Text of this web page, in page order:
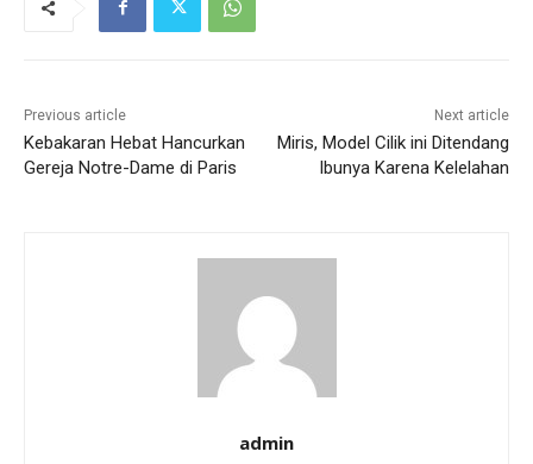
Previous article
Kebakaran Hebat Hancurkan
Gereja Notre-Dame di Paris
Next article
Miris, Model Cilik ini Ditendang
Ibunya Karena Kelelahan
admin